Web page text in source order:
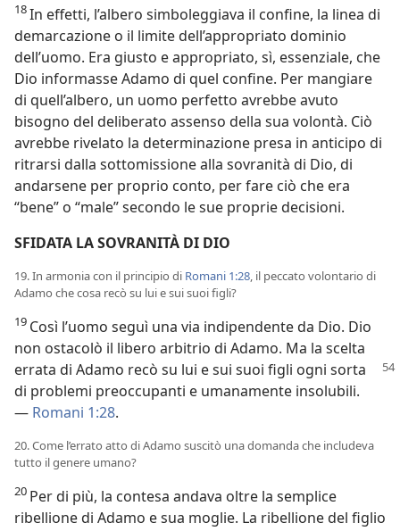
18In effetti, l’albero simboleggiava il confine, la linea di
demarcazione o il limite dell’appropriato dominio
dell’uomo. Era giusto e appropriato, sì, essenziale, che
Dio informasse Adamo di quel confine. Per mangiare
di quell’albero, un uomo perfetto avrebbe avuto
bisogno del deliberato assenso della sua volontà. Ciò
avrebbe rivelato la determinazione presa in anticipo di
ritrarsi dalla sottomissione alla sovranità di Dio, di
andarsene per proprio conto, per fare ciò che era
“bene” o “male” secondo le sue proprie decisioni.
SFIDATA LA SOVRANITÀ DI DIO
19. In armonia con il principio di Romani 1:28, il peccato volontario di
Adamo che cosa recò su lui e sui suoi figli?
19 Così l’uomo seguì una via indipendente da Dio. Dio
non ostacolò il libero arbitrio di Adamo. Ma la scelta
errata di Adamo recò su lui e sui suoi figli ogni sorta
di problemi preoccupanti e umanamente insolubili.
— Romani 1:28.
20. Come l’errato atto di Adamo suscitò una domanda che includeva
tutto il genere umano?
20 Per di più, la contesa andava oltre la semplice
ribellione di Adamo e sua moglie. La ribellione del figlio